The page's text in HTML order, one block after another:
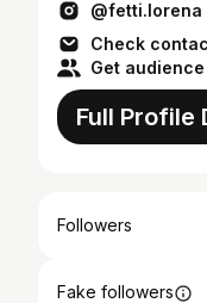
@fetti.lorena
Check
Get
Full Profile
Followers
Fake followers